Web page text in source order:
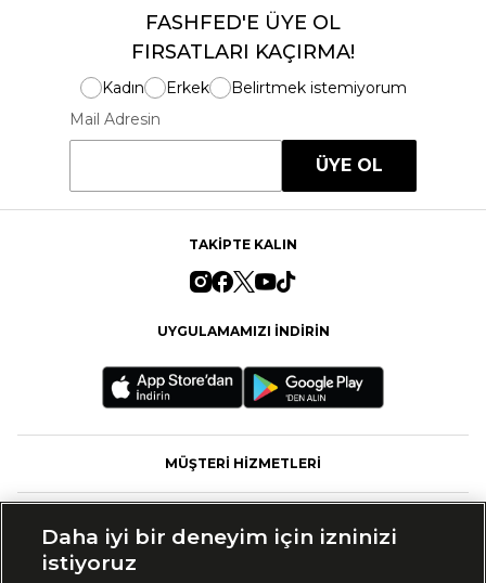
FASHFED'E ÜYE OL
FIRSATLARI KAÇIRMA!
Kadın Erkek
Belirtmek istemiyorum
Mail Adresin
ÜYE OL
TAKİPTE KALIN
UYGULAMAMIZI İNDİRİN
MÜŞTERİ HİZMETLERİ
Daha iyi bir deneyim için izninizi
istiyoruz